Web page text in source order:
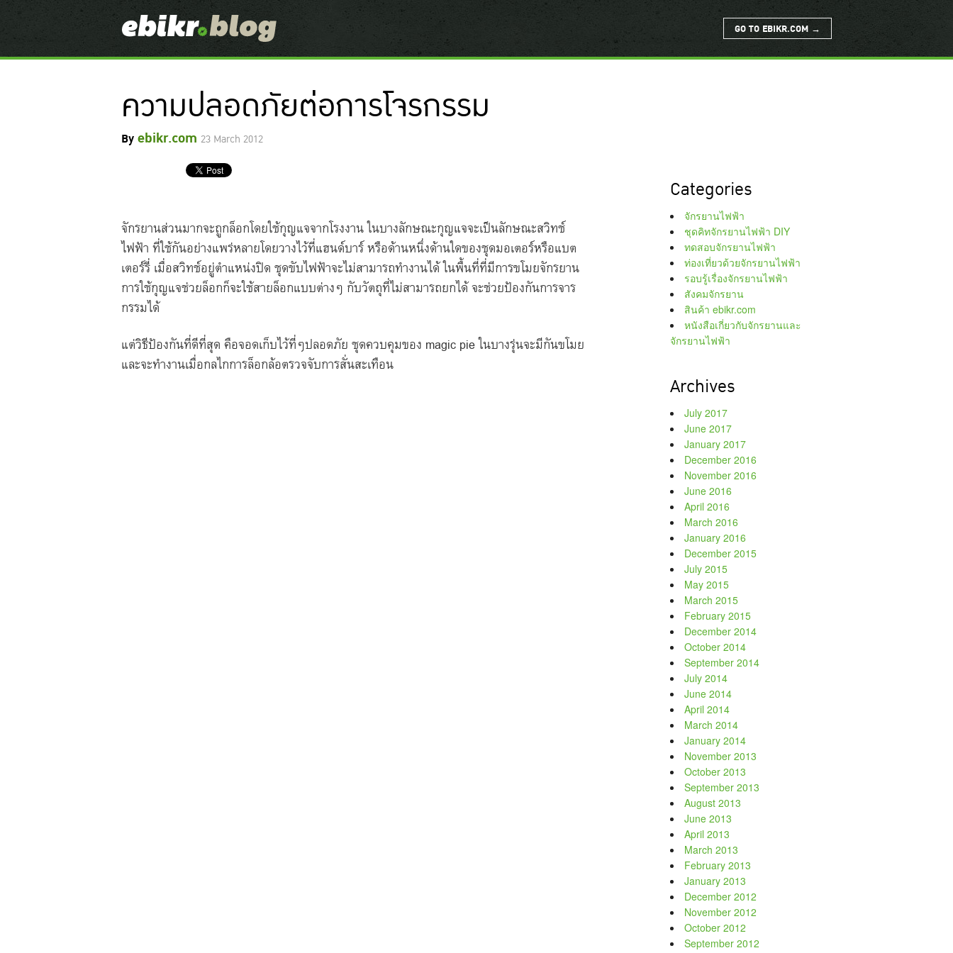
GO TO EBIKR.COM →
ความปลอดภัยต่อการโจรกรรม
Byebikr.com 23 March 2012
จักรยานส่วนมากจะถูกล็อกโดยใช้กุญแจจากโรงงาน ในบางลักษณะกุญแจจะเป็นลักษณะสวิทช์
ไฟฟ้า ที่ใช้กันอย่างแพร่หลายโดยวางไว้ที่แฮนด์บาร์ หรือด้านหนึ่งด้านใดของชุดมอเตอร์หรือแบต
เตอร์รี่ เมื่อสวิทช์อยู่ตำแหน่งปิด ชุดขับไฟฟ้าจะไม่สามารถทำงานได้ ในพื้นที่ที่มีการขโมยจักรยาน
การใช้กุญแจช่วยล็อกก็จะใช้สายล็อกแบบต่างๆ กับวัตถุที่ไม่สามารถยกได้ จะช่วยป้องกันการจาร
กรรมได้
แต่วิธีป้องกันที่ดีที่สุด คือจอดเก็บไว้ที่ๆปลอดภัย ชุดควบคุมของ magic pie ในบางรุ่นจะมีกันขโมย
และจะทำงานเมื่อกลไกการล็อกล้อตรวจจับการสั่นสะเทือน
Categories
จักรยานไฟฟ้า
ชุดคิทจักรยานไฟฟ้า DIY
ทดสอบจักรยานไฟฟ้า
ท่องเที่ยวด้วยจักรยานไฟฟ้า
รอบรู้เรื่องจักรยานไฟฟ้า
สังคมจักรยาน
สินค้า ebikr.com
หนังสือเกี่ยวกับจักรยานและ
จักรยานไฟฟ้า
Archives
July 2017
June 2017
January 2017
December 2016
November 2016
June 2016
April 2016
March 2016
January 2016
December 2015
July 2015
May 2015
March 2015
February 2015
December 2014
October 2014
September 2014
July 2014
June 2014
April 2014
March 2014
January 2014
November 2013
October 2013
September 2013
August 2013
June 2013
April 2013
March 2013
February 2013
January 2013
December 2012
November 2012
October 2012
September 2012